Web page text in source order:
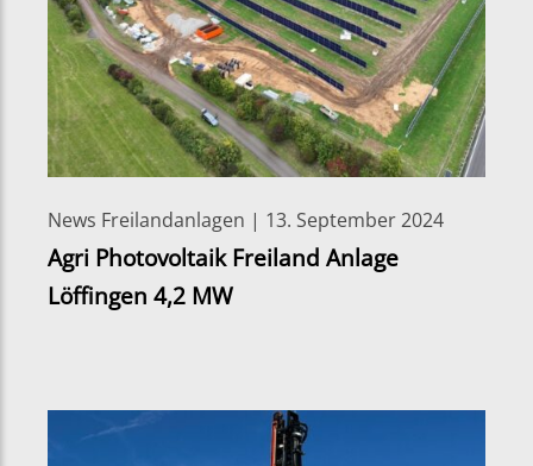
News Freilandanlagen | 13. September 2024
Agri Photovoltaik Freiland Anlage
Löffingen 4,2 MW